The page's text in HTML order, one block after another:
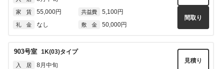
家 賃 55,000円 共益費 5,100円
礼 金 なし 敷 金 50,000円
間取り
903号室 1K(03)タイプ
入 居 8月中旬
見積り